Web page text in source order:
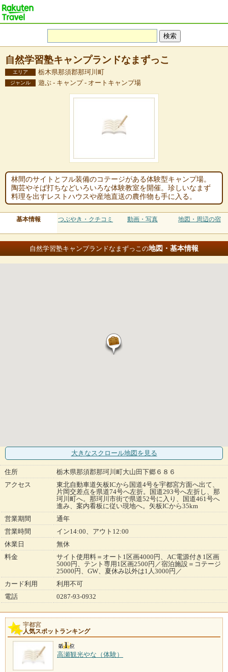
自然学習塾キャンプランドなまずっこ
エリア 栃木県那須郡那珂川町
ジャンル 遊ぶ - キャンプ - オートキャンプ場
林間のサイトとフル装備のコテージがある体験型キャンプ場。
陶芸やそば打ちなどいろいろな体験教室を開催。珍しいなまず
料理を出すレストハウスや産地直送の農作物も手に入る。
基本情報 つぶやき・クチコミ 動画・写真 地図・周辺の宿
自然学習塾キャンプランドなまずっこの地図・基本情報
大きなスクロール地図 を見る
住所
栃木県那須郡那珂川町大山田下郷６８６
アクセス
東北自動車道矢板ICから国道4号を宇都宮方面へ出て、
片岡交差点を県道74号へ左折。国道293号へ左折し、那
珂川町へ。那珂川市街で県道52号に入り、国道461号へ
進み、案内看板に従い現地へ。矢板ICから35km
営業期間
通年
営業時間
イン14:00、アウト12:00
休業日
無休
料金
サイト使用料＝オート1区画4000円、AC電源付き1区画
5000円、テント専用1区画2500円／宿泊施設＝コテージ
25000円、GW、夏休み以外は1人3000円／
カード利用
利用不可
電話
0287-93-0932
宇都宮
人気スポットランキング
高瀬観光やな（体験）